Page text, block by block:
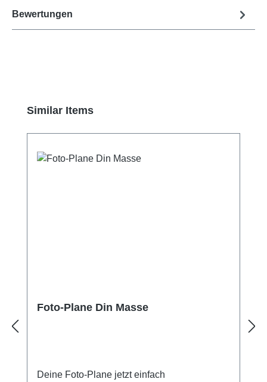
Bewertungen
Produktgalerie überspringen
Similar Items
Foto-Plane Din Masse
Deine Foto-Plane jetzt einfach